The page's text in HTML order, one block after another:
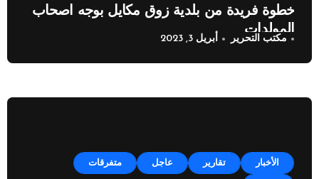
خطوة فريدة من بلدية زوق مكايل بوجه اصحاب
المولدات
مكتب التحرير أبريل 3, 2023
الأخبار تقارير عاجل متفرقات